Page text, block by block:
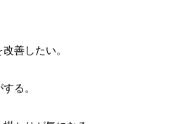
善したい。
る。